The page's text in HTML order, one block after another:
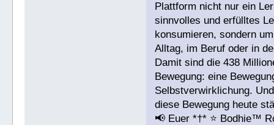
Plattform nicht nur ein
sinnvolles und erfülltes
konsumieren, sondern
Alltag, im Beruf oder in
Damit sind die 438
Bewegung: eine
Selbstverwirklichung.
diese Bewegung heute
📢 Euer *†* ⭐️ Bodhie™